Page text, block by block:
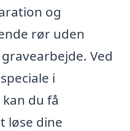
og
rør uden
Ved
i
du få
løse dine